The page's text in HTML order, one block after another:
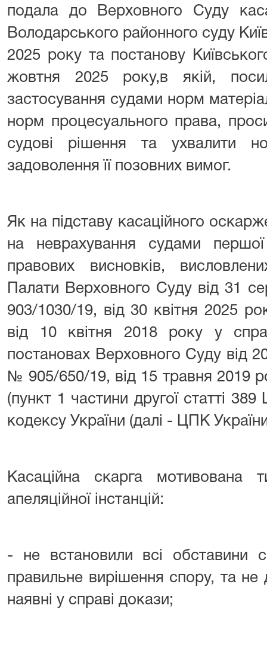
подала до Верховного Суду
Володарського районного суду
2025 року та постанову
жовтня 2025 року,в якій,
застосування судами норм
норм процесуального права,
судові рішення та ухвалити
задоволення її позовних вимог.
Як на підставу касаційного
на неврахування судами першої
правових висновків,
Палати Верховного Суду від 31
903/1030/19, від 30 квітня 2025
від 10 квітня 2018 року у
постановах Верховного Суду від
№ 905/650/19, від 15 травня 2019
(пункт 1 частини другої статті
кодексу України (далі - ЦПК
Касаційна скарга
апеляційної інстанцій:
- не встановили всі обставини
правильне вирішення спору, та
наявні у справі докази;